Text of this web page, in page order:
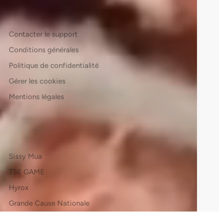
Des questions ?
Contacter le support
Conditions générales
Politique de confidentialité
Gérer les cookies
Mentions légales
Sissy Mua
TSE GAME
Hyrox
Grande Cause Nationale